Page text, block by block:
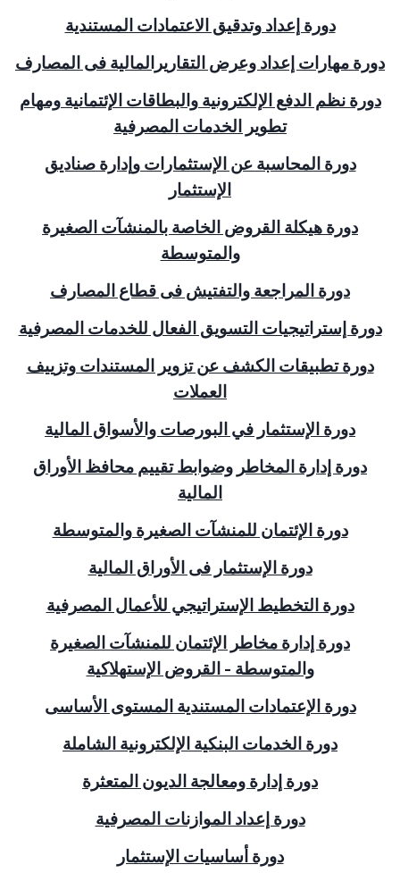
دورة إعداد وتدقيق الاعتمادات المستندية
دورة مهارات إعداد وعرض التقاريرالمالية فى المصارف
دورة نظم الدفع الإلكترونية والبطاقات الإئتمانية ومهام
تطوير الخدمات المصرفية
دورة المحاسبة عن الإستثمارات وإدارة صناديق
الإستثمار
دورة هيكلة القروض الخاصة بالمنشآت الصغيرة
والمتوسطة
دورة المراجعة والتفتيش فى قطاع المصارف
دورة إستراتيجيات التسويق الفعال للخدمات المصرفية
دورة تطبيقات الكشف عن تزوير المستندات وتزييف
العملات
دورة الإستثمار في البورصات والأسواق المالية
دورة إدارة المخاطر وضوابط تقييم محافظ الأوراق
المالية
دورة الإئتمان للمنشآت الصغيرة والمتوسطة
دورة الإستثمار فى الأوراق المالية
دورة التخطيط الإستراتيجي للأعمال المصرفية
دورة إدارة مخاطر الإئتمان للمنشآت الصغيرة
والمتوسطة - القروض الإستهلاكية
دورة الإعتمادات المستندية المستوى الأساسى
دورة الخدمات البنكية الإلكترونية الشاملة
دورة إدارة ومعالجة الديون المتعثرة
دورة إعداد الموازنات المصرفية
دورة أساسيات الإستثمار